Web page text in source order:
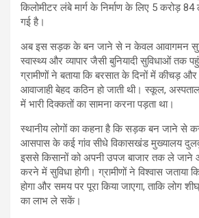
किलोमीटर लंबे मार्ग के निर्माण के लिए 5 करोड़
गई है।
अब इस सड़क के बन जाने से न केवल आवागमन सुगम
स्वास्थ्य और व्यापार जैसी बुनियादी सुविधाओं तक
ग्रामीणों ने बताया कि बरसात के दिनों में कीचड़
आवाजाही बेहद कठिन हो जाती थी। स्कूल,
में भारी दिक्कतों का सामना करना पड़ता था।
स्थानीय लोगों का कहना है कि सड़क बन जाने से
आसपास के कई गांव सीधे विकासखंड मुख्यालय
इससे किसानों को अपनी उपज बाजार तक ले जाने
करने में सुविधा होगी। ग्रामीणों ने विश्वास जताया
होगा और समय पर पूरा किया जाएगा, ताकि लोग
का लाभ ले सकें।